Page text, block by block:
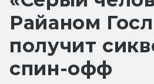
Райаном
получит
спин-офф